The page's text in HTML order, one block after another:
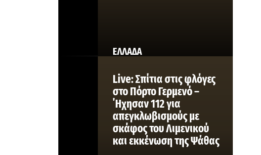
ΕΛΛΑΔΑ
Live: Σπίτια στις φλόγες
στο Πόρτο Γερμενό –
΄Ηχησαν 112 για
απεγκλωβισμούς με
σκάφος του Λιμενικού
και εκκένωση της Ψάθας